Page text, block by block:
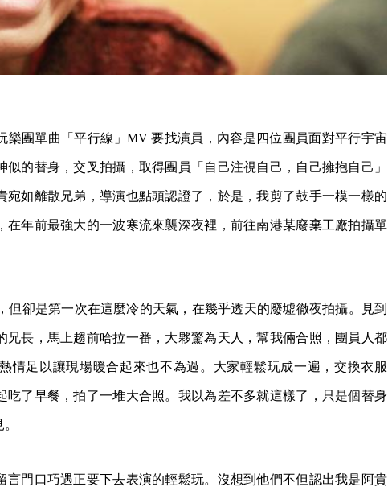
樂團單曲「平行線」MV 要找演員，內容是四位團員面對平行宇宙
的替身，交叉拍攝，取得團員「自己注視自己，自己擁抱自己」
宛如離散兄弟，導演也點頭認證了，於是，我剪了鼓手一模一樣的
在年前最強大的一波寒流來襲深夜裡，前往南港某廢棄工廠拍攝單
但卻是第一次在這麼冷的天氣，在幾乎透天的廢墟徹夜拍攝。見到
兄長，馬上趨前哈拉一番，大夥驚為天人，幫我倆合照，團員人都
情足以讓現場暖合起來也不為過。大家輕鬆玩成一遍，交換衣服
吃了早餐，拍了一堆大合照。我以為差不多就這樣了，只是個替身
言門口巧遇正要下去表演的輕鬆玩。沒想到他們不但認出我是阿貴